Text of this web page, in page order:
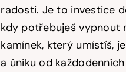
radosti. Je to investice
kdy potřebuješ vypnout
kamínek, který umístíš,
a úniku od